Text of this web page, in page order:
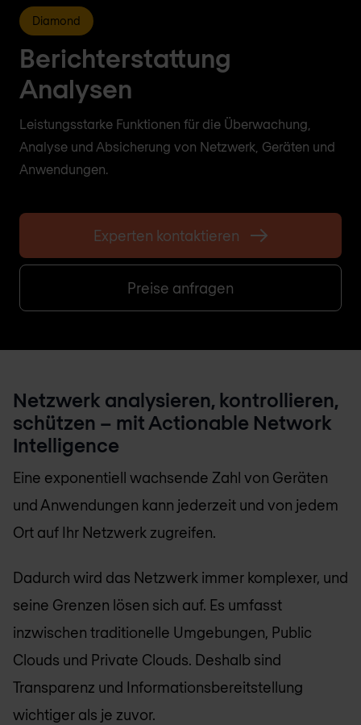
Diamond
Berichterstattung
Analysen
Leistungsstarke Funktionen für die Überwachung,
Analyse und Absicherung von Netzwerk, Geräten und
Anwendungen.
Experten kontaktieren
Preise anfragen
Netzwerk analysieren, kontrollieren,
schützen – mit Actionable Network
Intelligence
Eine exponentiell wachsende Zahl von Geräten
und Anwendungen kann jederzeit und von jedem
Ort auf Ihr Netzwerk zugreifen.
Dadurch wird das Netzwerk immer komplexer, und
seine Grenzen lösen sich auf. Es umfasst
inzwischen traditionelle Umgebungen, Public
Clouds und Private Clouds. Deshalb sind
Transparenz und Informationsbereitstellung
wichtiger als je zuvor.